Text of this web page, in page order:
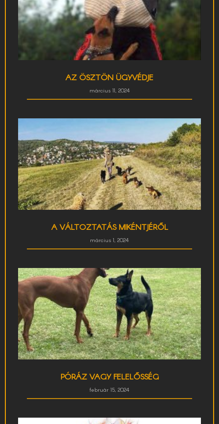
AZ ÖSZTÖN ÜGYVÉDJE
március 11, 2024
A VÁLTOZTATÁS MIKÉNTJÉRŐL
március 1, 2024
PÓRÁZ VAGY FELELŐSSÉG
február 15, 2024